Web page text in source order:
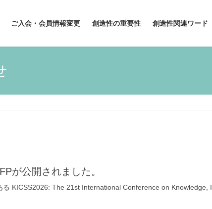
ご入会・会員情報変更 創造性の重要性 創造性関連ワード
が公開されました。
る KICSS2026: The 21st International Conference on Knowledge,